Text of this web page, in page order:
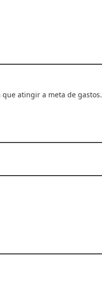
atingir a meta de gastos.